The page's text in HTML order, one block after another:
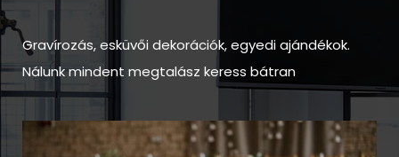
Gravírozás, esküvői dekorációk, egyedi ajándékok.
Nálunk mindent megtalász keress bátran